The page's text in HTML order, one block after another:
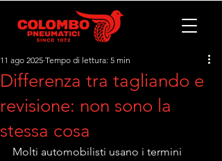
Differenza tra tagliando e
revisione: non sono la
stessa cosa
11 ago 2025 Tempo di lettura: 5 min
Molti automobilisti usano i termini